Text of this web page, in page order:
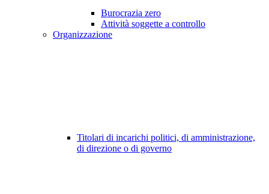
Burocrazia zero
Attività soggette a controllo
Organizzazione
Titolari di incarichi politici, di amministrazione,
di direzione o di governo